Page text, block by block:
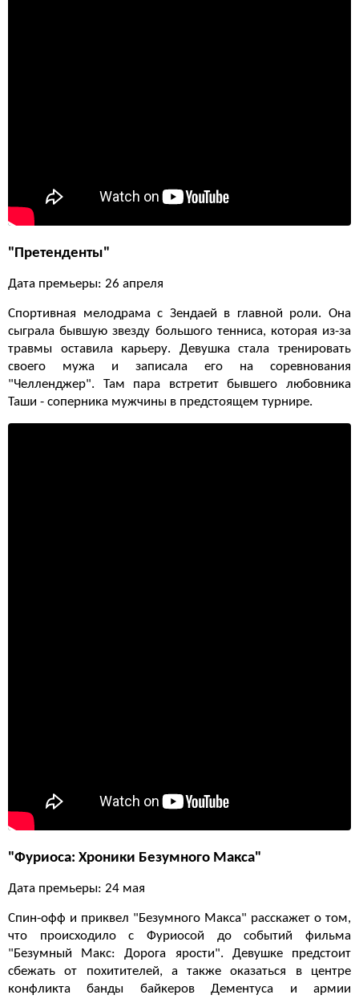
"Претенденты"
Дата премьеры: 26 апреля
Спортивная мелодрама с Зендаей в главной роли. Она
сыграла бывшую звезду большого тенниса, которая из-за
травмы оставила карьеру. Девушка стала тренировать
своего мужа и записала его на соревнования
"Челленджер". Там пара встретит бывшего любовника
Таши - соперника мужчины в предстоящем турнире.
"Фуриоса: Хроники Безумного Макса"
Дата премьеры: 24 мая
Спин-офф и приквел "Безумного Макса" расскажет о том,
что происходило с Фуриосой до событий фильма
"Безумный Макс: Дорога ярости". Девушке предстоит
сбежать от похитителей, а также оказаться в центре
конфликта банды байкеров Дементуса и армии